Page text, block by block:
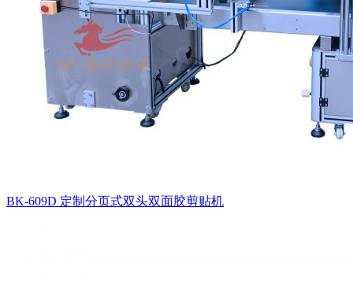
BK-609D 定制分页式双头双面胶剪贴机